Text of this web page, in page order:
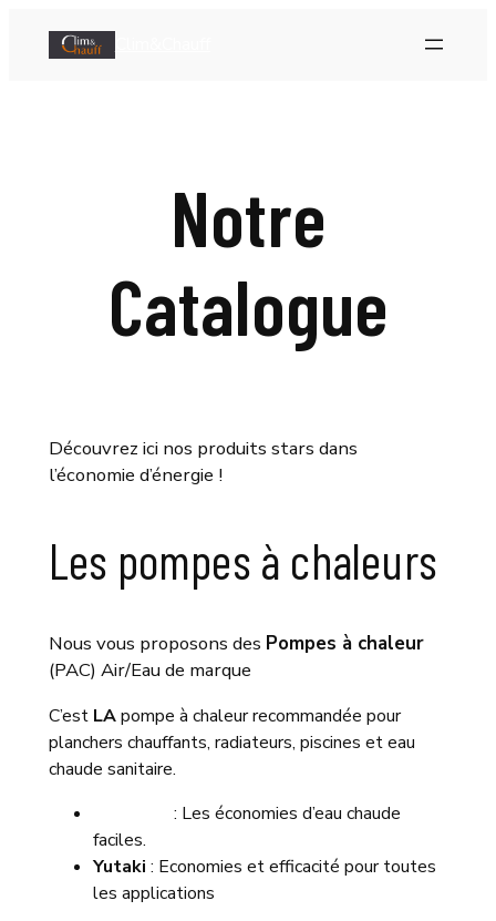
Notre
Catalogue
Découvrez ici nos produits stars dans
l’économie d’énergie !
Les pompes à chaleurs
Nous vous proposons des Pompes à chaleur
(PAC) Air/Eau de marque
C’est LApompe à chaleur recommandée pour
planchers chauffants, radiateurs, piscines et eau
chaude sanitaire.
: Les économies d’eau chaude
faciles.
Yutaki : Economies et efficacité pour toutes
les applications